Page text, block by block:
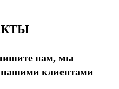
нам, мы
клиентами